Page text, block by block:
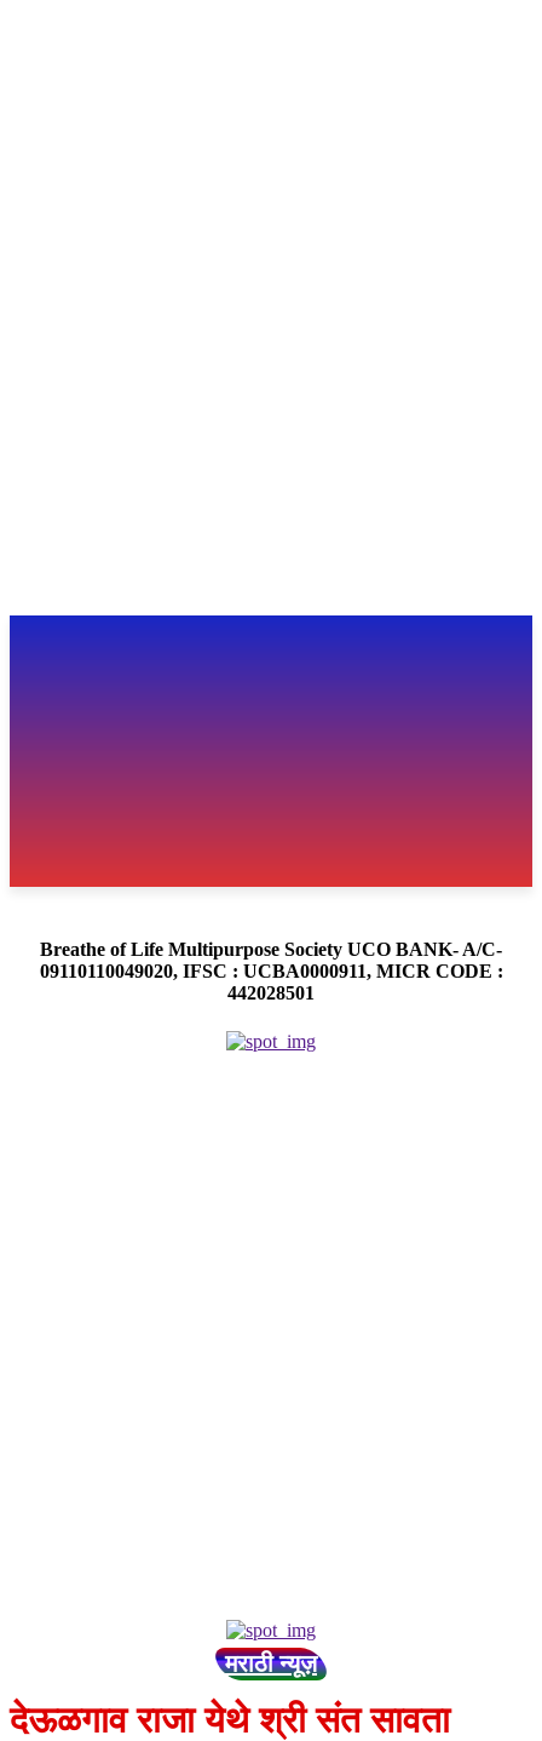
Breathe of Life Multipurpose Society UCO BANK- A/C-
09110110049020, IFSC : UCBA0000911, MICR CODE :
442028501
मराठी न्यूज़
देऊळगाव राजा येथे श्री संत सावता